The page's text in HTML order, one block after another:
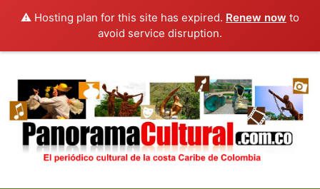
⚠️ Hosting plan for this site has expired. Renew now to
avoid service disruption.